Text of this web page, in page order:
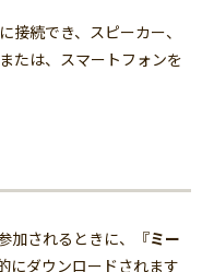
続でき、スピーカー、
たは、スマートフォンを
加されるときに、『ミー
にダウンロードされます